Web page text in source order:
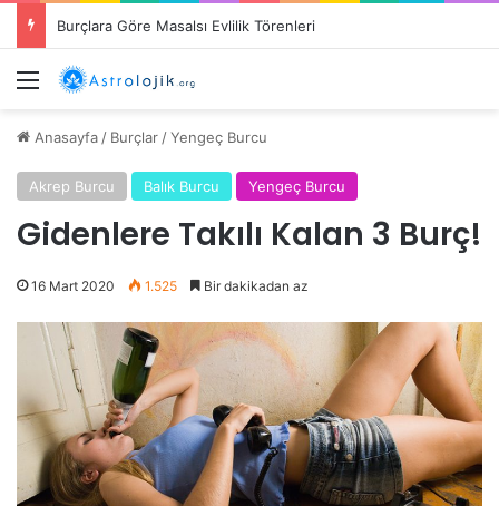
Burçlara Göre Masalsı Evlilik Törenleri
Menü
Anasayfa / Burçlar /Yengeç Burcu
Akrep Burcu Balık Burcu Yengeç Burcu
Gidenlere Takılı Kalan 3 Burç!
16 Mart 2020 1.525 Bir dakikadan az